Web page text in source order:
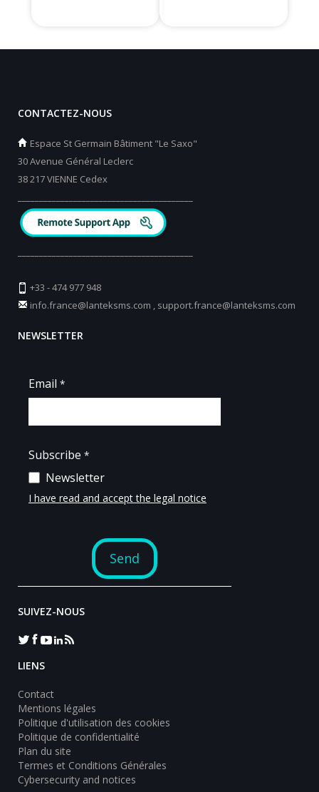
CONTACTEZ-NOUS
Espace St Germain Bâtiment "Le Saxo"
30 Avenue Général Leclerc
38 217 VIENNE Cedex
+33 - 474 977 948
info.france@lanteksms.com
support.france@lanteksms.com
NEWSLETTER
SUIVEZ-NOUS
LIENS
Contact
Mentions légales
Politique d'utilisation des cookies
Politique de confidentialité
Plan du site
Termes et Conditions Générales
Cybersecurity and notices